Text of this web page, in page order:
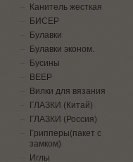
Канитель жесткая
БИСЕР
Булавки
Булавки эконом.
Бусины
ВЕЕР
Вилки для вязания
ГЛАЗКИ (Китай)
ГЛАЗКИ (Россия)
Грипперы(пакет с
замком)
Иглы